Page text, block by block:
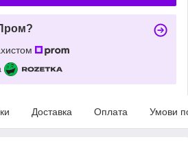
Доставка Оплата Умови